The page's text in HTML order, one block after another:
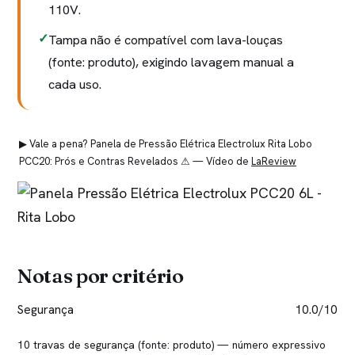
110V.
Tampa não é compatível com lava-louças
(fonte: produto), exigindo lavagem manual a
cada uso.
▶ Vale a pena? Panela de Pressão Elétrica Electrolux Rita Lobo
PCC20: Prós e Contras Revelados ⚠ — Vídeo de LaReview
Notas por critério
Segurança 10.0/10
10 travas de segurança (fonte: produto) — número expressivo